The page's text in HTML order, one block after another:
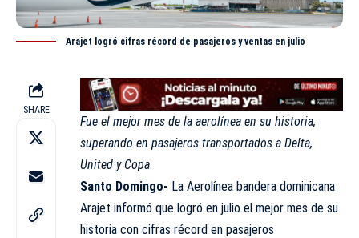
Arajet logró cifras récord de pasajeros y ventas en julio
SHARE
Fue el mejor mes de la aerolínea en su historia,
superando en pasajeros transportados a Delta,
United y Copa.
Santo Domingo- La Aerolínea bandera dominicana
Arajet informó que logró en julio el mejor mes de su
historia con cifras récord en pasajeros